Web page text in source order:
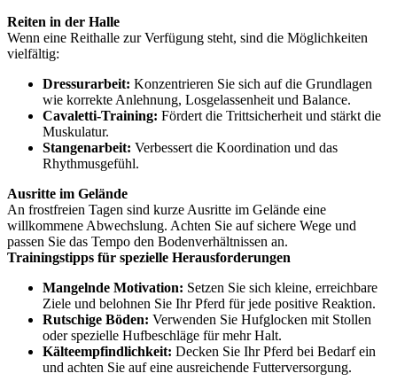
Reiten in der Halle
Wenn eine Reithalle zur Verfügung steht, sind die Möglichkeiten
vielfältig:
Dressurarbeit: Konzentrieren Sie sich auf die Grundlagen
wie korrekte Anlehnung, Losgelassenheit und Balance.
Cavaletti-Training: Fördert die Trittsicherheit und stärkt die
Muskulatur.
Stangenarbeit: Verbessert die Koordination und das
Rhythmusgefühl.
Ausritte im Gelände
An frostfreien Tagen sind kurze Ausritte im Gelände eine
willkommene Abwechslung. Achten Sie auf sichere Wege und
passen Sie das Tempo den Bodenverhältnissen an.
Trainingstipps für spezielle Herausforderungen
Mangelnde Motivation: Setzen Sie sich kleine, erreichbare
Ziele und belohnen Sie Ihr Pferd für jede positive Reaktion.
Rutschige Böden: Verwenden Sie Hufglocken mit Stollen
oder spezielle Hufbeschläge für mehr Halt.
Kälteempfindlichkeit: Decken Sie Ihr Pferd bei Bedarf ein
und achten Sie auf eine ausreichende Futterversorgung.